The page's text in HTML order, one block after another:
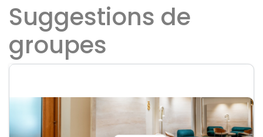
Suggestions de
groupes